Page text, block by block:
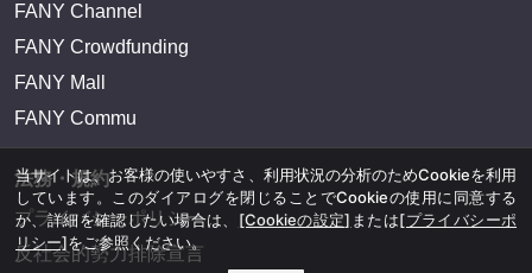
FANY Channel
FANY Crowdfunding
FANY Mall
FANY Commu
法務・規約
プライバシーポリシー
反社会的勢力排除宣言
当サイトは、お客様の使いやすさ、利用状況の分析のためCookieを利用
しています。このダイアログを閉じることでCookieの使用に同意する
か、詳細を確認したい場合は、 [Cookieの設定] または[プライバシーポ
リシー]をご参照ください。